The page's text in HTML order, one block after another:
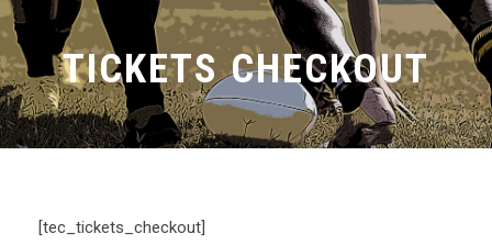
TICKETS CHECKOUT
[tec_tickets_checkout]